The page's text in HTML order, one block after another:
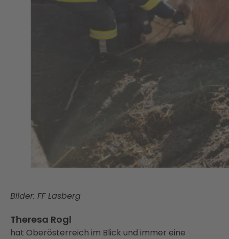
Bilder: FF Lasberg
Theresa Rogl
hat Oberösterreich im Blick und immer eine